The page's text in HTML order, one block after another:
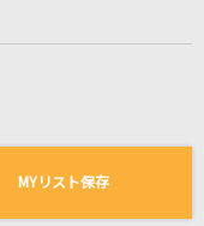
曲の一覧
MYリスト保存